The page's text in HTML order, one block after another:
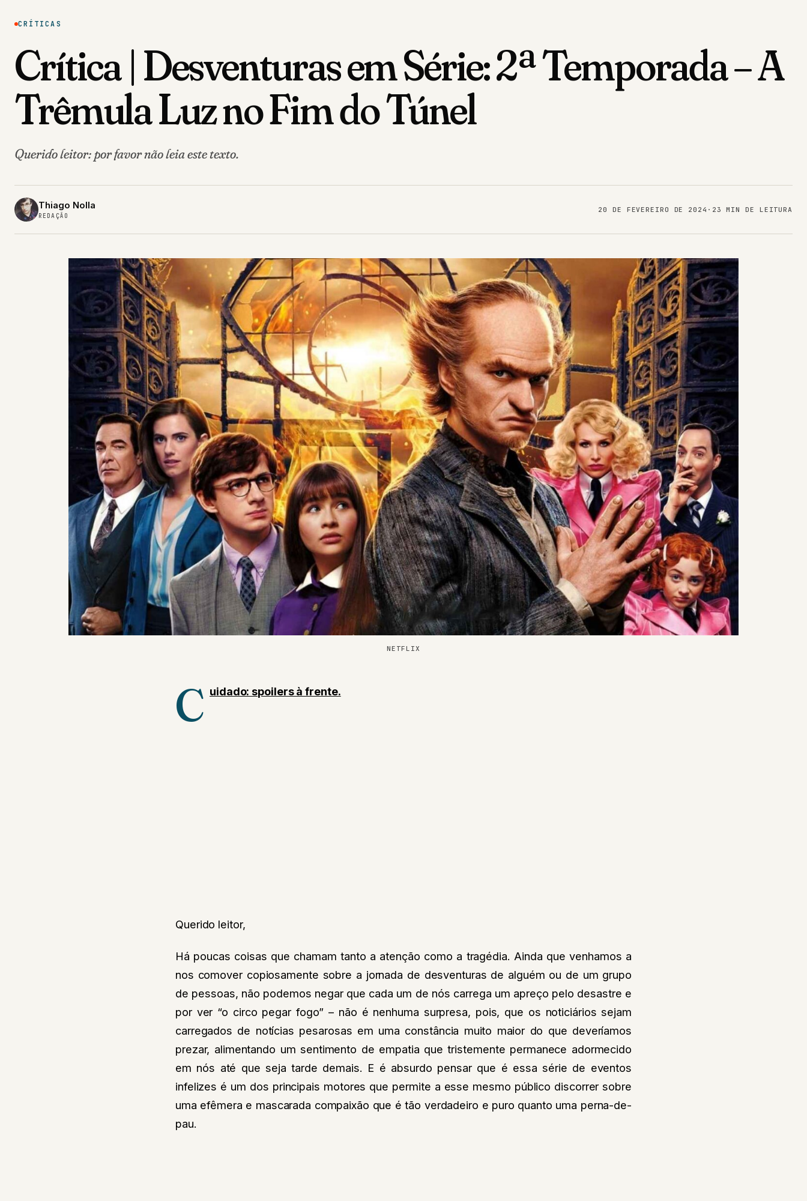
CRÍTICAS
Crítica | Desventuras em Série: 2ª Temporada – A
Trêmula Luz no Fim do Túnel
Querido leitor: por favor não leia este texto.
Thiago Nolla
REDAÇÃO
20 DE FEVEREIRO DE 2024 · 23 MIN DE LEITURA
NETFLIX
C uidado: spoilers à frente.
Querido leitor,
Há poucas coisas que chamam tanto a atenção como a tragédia. Ainda que venhamos a
nos comover copiosamente sobre a jornada de desventuras de alguém ou de um grupo
de pessoas, não podemos negar que cada um de nós carrega um apreço pelo desastre e
por ver “o circo pegar fogo” – não é nenhuma surpresa, pois, que os noticiários sejam
carregados de notícias pesarosas em uma constância muito maior do que deveríamos
prezar, alimentando um sentimento de empatia que tristemente permanece adormecido
em nós até que seja tarde demais. E é absurdo pensar que é essa série de eventos
infelizes é um dos principais motores que permite a esse mesmo público discorrer sobre
uma efêmera e mascarada compaixão que é tão verdadeiro e puro quanto uma perna-de-
pau.